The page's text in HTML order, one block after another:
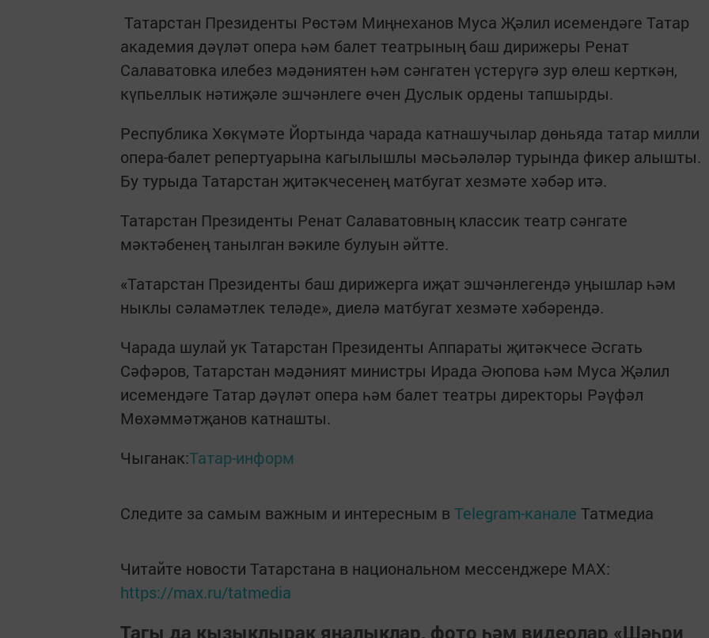
Татарстан Президенты Рөстәм Миңнеханов Муса Җәлил исемендәге Татар
академия дәүләт опера һәм балет театрының баш дирижеры Ренат
Салаватовка илебез мәдәниятен һәм сәнгатен үстерүгә зур өлеш керткән,
күпьеллык нәтиҗәле эшчәнлеге өчен Дуслык ордены тапшырды.
Республика Хөкүмәте Йортында чарада катнашучылар дөньяда татар милли
опера-балет репертуарына кагылышлы мәсьәләләр турында фикер алышты.
Бу турыда Татарстан җитәкчесенең матбугат хезмәте хәбәр итә.
Татарстан Президенты Ренат Салаватовның классик театр сәнгате
мәктәбенең танылган вәкиле булуын әйтте.
«Татарстан Президенты баш дирижерга иҗат эшчәнлегендә уңышлар һәм
ныклы сәламәтлек теләде», диелә матбугат хезмәте хәбәрендә.
Чарада шулай ук Татарстан Президенты Аппараты җитәкчесе Әсгать
Сәфәров, Татарстан мәдәният министры Ирада Әюпова һәм Муса Җәлил
исемендәге Татар дәүләт опера һәм балет театры директоры Рәүфәл
Мөхәммәтҗанов катнашты.
Чыганак:Татар-информ
Следите за самым важным и интересным в Telegram-канале Татмедиа
Читайте новости Татарстана в национальном мессенджере MАХ:
https://max.ru/tatmedia
Тагы да кызыклырак яңалыклар, фото һәм видеолар «Шәһри